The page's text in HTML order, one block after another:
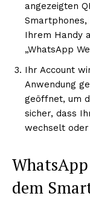
angezeigten
Smartphones,
Ihrem Handy
„WhatsApp
Ihr Account
Anwendung
geöffnet, um
sicher, dass
wechselt
dem